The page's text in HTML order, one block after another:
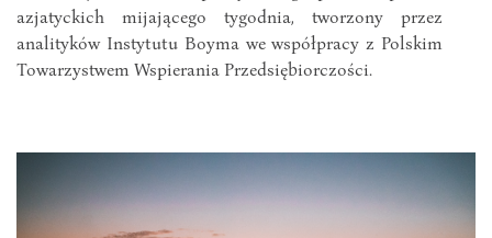
azjatyckich mijającego tygodnia, tworzony przez
analityków Instytutu Boyma we współpracy z Polskim
Towarzystwem Wspierania Przedsiębiorczości.